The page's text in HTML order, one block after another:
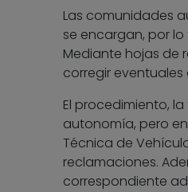
Las comunidades
se encargan, por
Mediante hojas de
corregir eventuales
El procedimiento,
autonomía, pero
Técnica de
reclamaciones.
correspondiente